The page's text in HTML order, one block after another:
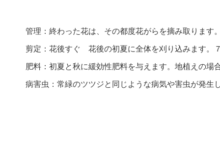
管理：終わった花は、その都度花がらを摘み取ります
剪定：花後すぐ 花後の初夏に全体を刈り込みます。
肥料：初夏と秋に緩効性肥料を与えます。地植えの場
病害虫：常緑のツツジと同じような病気や害虫が発生